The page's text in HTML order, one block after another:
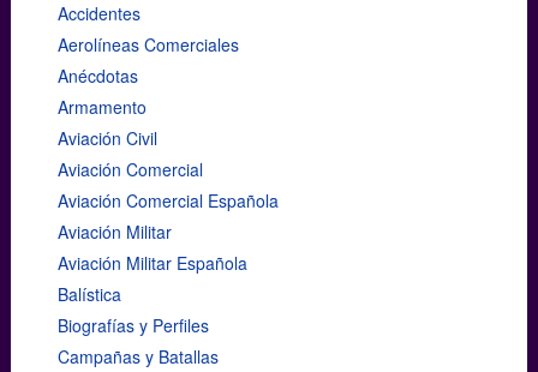
Accidentes
Aerolíneas Comerciales
Anécdotas
Armamento
Aviación Civil
Aviación Comercial
Aviación Comercial Española
Aviación Militar
Aviación Militar Española
Balística
Biografías y Perfiles
Campañas y Batallas